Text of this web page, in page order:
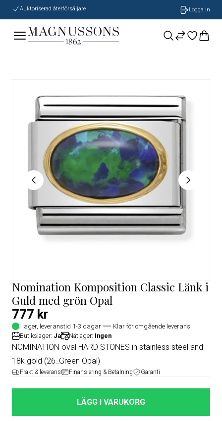
Auktoriserad återförsäljare Logga In
Nomination Komposition Classic Länk i
Guld med grön Opal
777 kr
I lager, leveranstid 1-3 dagar
Klar för omgående leverans.
Butikslager: Ja Nätlager: Ingen
NOMINATION oval HARD STONES in stainless steel and
18k gold (26_Green Opal)
Frakt & leverans Finansiering & Betalning Garanti
LÄGG I VARUKORG